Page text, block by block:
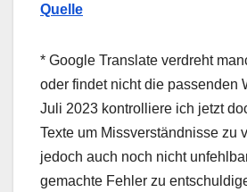
Quelle
* Google Translate verdreht
oder findet nicht die passenden
Juli 2023 kontrolliere ich jetzt
Texte um Missverständnisse zu
jedoch auch noch nicht
gemachte Fehler zu